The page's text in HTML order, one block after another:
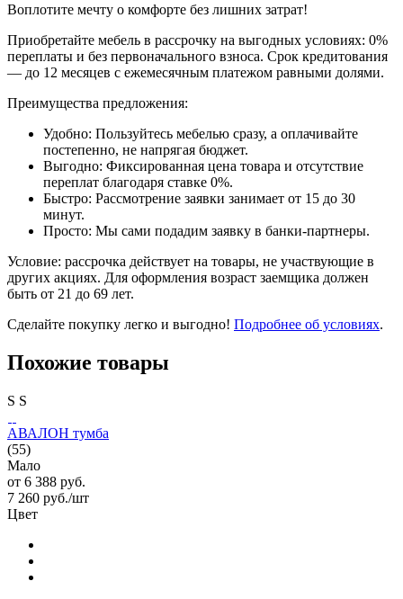
Воплотите мечту о комфорте без лишних затрат!
Приобретайте мебель в рассрочку на выгодных условиях: 0%
переплаты и без первоначального взноса. Срок кредитования
— до 12 месяцев с ежемесячным платежом равными долями.
Преимущества предложения:
Удобно: Пользуйтесь мебелью сразу, а оплачивайте
постепенно, не напрягая бюджет.
Выгодно: Фиксированная цена товара и отсутствие
переплат благодаря ставке 0%.
Быстро: Рассмотрение заявки занимает от 15 до 30
минут.
Просто: Мы сами подадим заявку в банки-партнеры.
Условие: рассрочка действует на товары, не участвующие в
других акциях. Для оформления возраст заемщика должен
быть от 21 до 69 лет.
Сделайте покупку легко и выгодно! Подробнее об условиях.
Похожие товары
S S
АВАЛОН тумба
(55)
Мало
от 6 388 руб.
7 260 руб./шт
Цвет